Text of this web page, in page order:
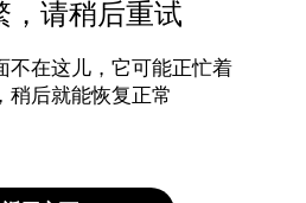
，请稍后重试
不在这儿，它可能正忙着
稍后就能恢复正常